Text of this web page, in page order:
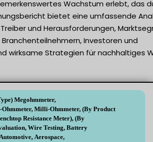
Wachstum erlebt, das
bietet eine umfassende
und Herausforderungen,
Investoren und
wirksame Strategien für nachhaltiges